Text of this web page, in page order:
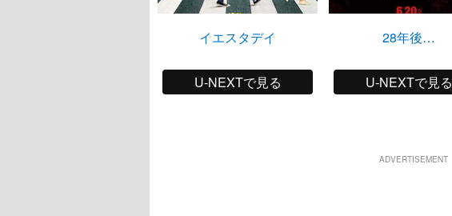
イエスタデイ
U-NEXTで見る
28年後…
U-NEXTで見る
ADVERTISEMENT